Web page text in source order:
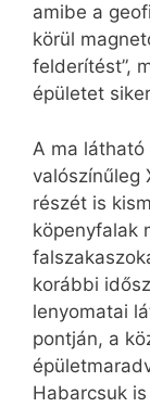
amibe a
körül
felderítést”,
épületet
A ma
valószínűleg
részét is
köpenyfalak
korábbi
lenyomatai
pontján, a
Habarcsuk